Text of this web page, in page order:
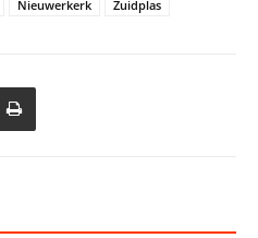
Nieuwerkerk Zuidplas